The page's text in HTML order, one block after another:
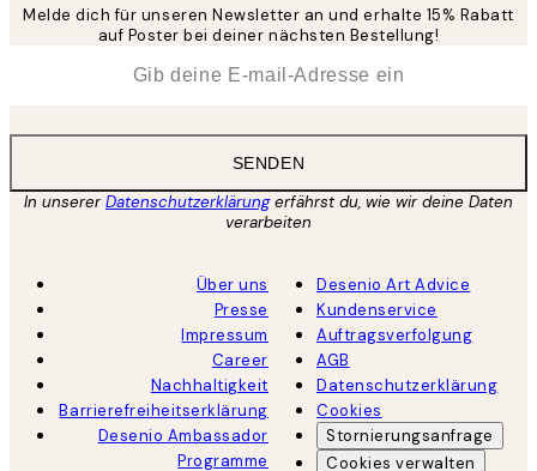
Melde dich für unseren Newsletter an und erhalte 15% Rabatt
auf Poster bei deiner nächsten Bestellung!
SENDEN
In unsererDatenschutzerklärungerfährst du, wie wir deine Daten
verarbeiten
Über uns
Presse
Impressum
Career
Nachhaltigkeit
Barrierefreiheitserklärung
Desenio Ambassador
Programme
Desenio Art Advice
Kundenservice
Auftragsverfolgung
AGB
Datenschutzerklärung
Cookies
Stornierungsanfrage
Cookies verwalten